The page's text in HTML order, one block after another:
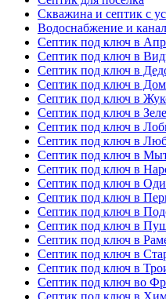
Скважина и септик с
Водоснабжение и
Септик под ключ в
Септик под ключ в
Септик под ключ в
Септик под ключ в
Септик под ключ в
Септик под ключ в
Септик под ключ в
Септик под ключ в
Септик под ключ в
Септик под ключ в
Септик под ключ в
Септик под ключ в
Септик под ключ в
Септик под ключ в
Септик под ключ в
Септик под ключ в
Септик под ключ в
Септик под ключ во